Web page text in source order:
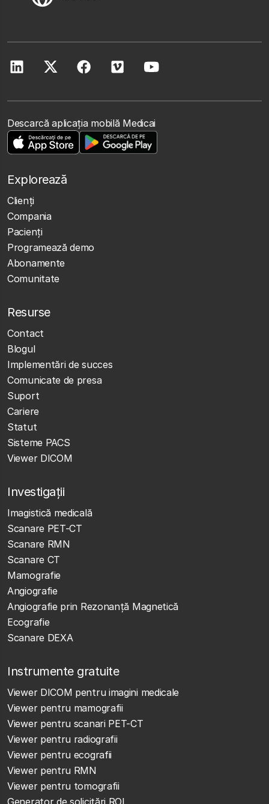
Descarcă aplicația mobilă Medicai
Explorează
Clienţi
Compania
Pacienți
Programează demo
Abonamente
Comunitate
Resurse
Contact
Blogul
Implementări de succes
Comunicate de presa
Suport
Cariere
Statut
Sisteme PACS
Viewer DICOM
Investigații
Imagistică medicală
Scanare PET-CT
Scanare RMN
Scanare CT
Mamografie
Angiografie
Angiografie prin Rezonanță Magnetică
Ecografie
Scanare DEXA
Instrumente gratuite
Viewer DICOM pentru imagini medicale
Viewer pentru mamografii
Viewer pentru scanari PET-CT
Viewer pentru radiografii
Viewer pentru ecografii
Viewer pentru RMN
Viewer pentru tomografii